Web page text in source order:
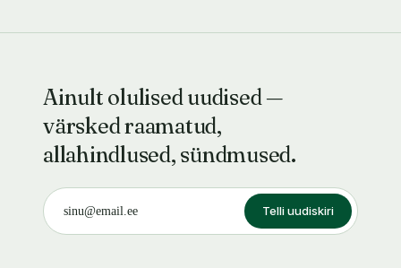
Ainult olulised uudised —
värsked raamatud,
allahindlused, sündmused.
Telli uudiskiri